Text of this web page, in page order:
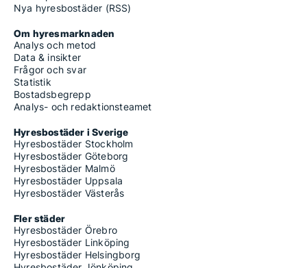
Nya hyresbostäder (RSS)
Om hyresmarknaden
Analys och metod
Data & insikter
Frågor och svar
Statistik
Bostadsbegrepp
Analys- och redaktionsteamet
Hyresbostäder i Sverige
Hyresbostäder Stockholm
Hyresbostäder Göteborg
Hyresbostäder Malmö
Hyresbostäder Uppsala
Hyresbostäder Västerås
Fler städer
Hyresbostäder Örebro
Hyresbostäder Linköping
Hyresbostäder Helsingborg